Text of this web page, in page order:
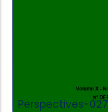
Perspectives-027